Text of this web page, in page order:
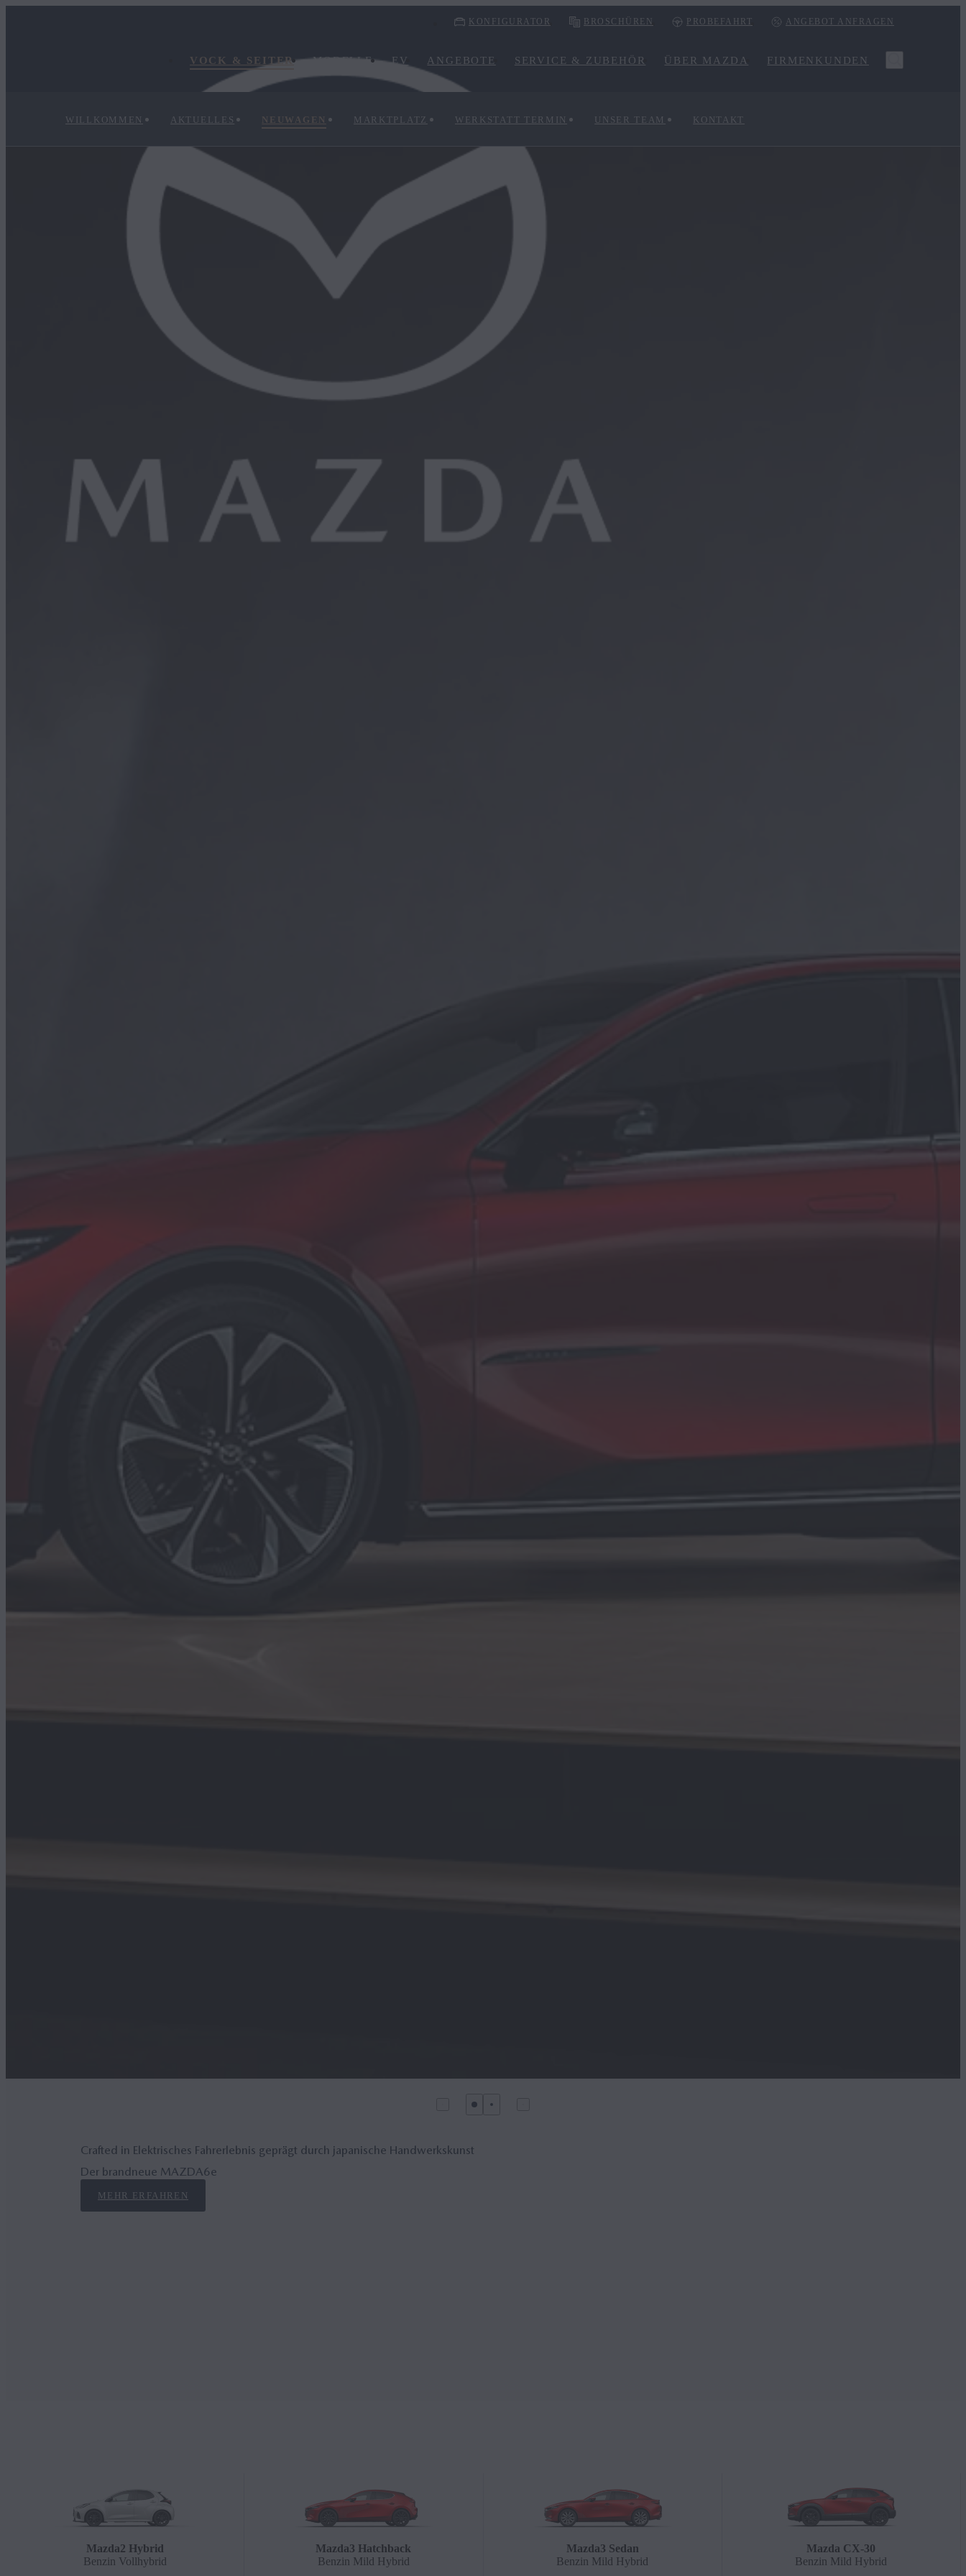
KONFIGURATOR BROSCHÜREN PROBEFAHRT ANGEBOT ANFRAGEN
VOCK & SEITER MODELLE EV ANGEBOTE SERVICE & ZUBEHÖR ÜBER MAZDA FIRMENKUNDEN
WILLKOMMEN AKTUELLES NEUWAGEN MARKTPLATZ WERKSTATT TERMIN UNSER TEAM KONTAKT
Crafted in Elektrisches Fahrerlebnis geprägt durch japanische Handwerkskunst
Der brandneue MAZDA6e
MEHR ERFAHREN
Mazda2 Hybrid
Benzin Vollhybrid
Mazda3 Hatchback
Benzin Mild Hybrid
Mazda3 Sedan
Benzin Mild Hybrid
Mazda CX‑30
Benzin Mild Hybrid